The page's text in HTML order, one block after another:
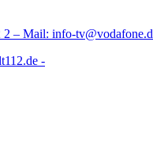
2 – Mail: info-
-